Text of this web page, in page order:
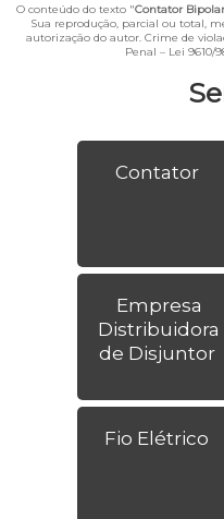
Contator
Empresa
Distribuidora
de Disjuntor
Fio Elétrico
O conteúdo do texto "Contator
Sua reprodução, parcial ou total,
autorização do autor. Crime de
Penal – Lei 9610/